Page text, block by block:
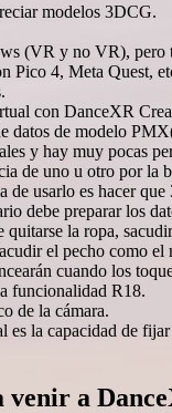
modelos 3DCG.
(VR y no VR),
Pico 4, Meta Quest,
con DanceXR
datos de modelo
y hay muy pocas
de uno u otro por la
de usarlo es hacer
debe preparar los
la ropa,
el pecho como
cuando los
funcionalidad R18.
de la cámara.
es la capacidad de
a